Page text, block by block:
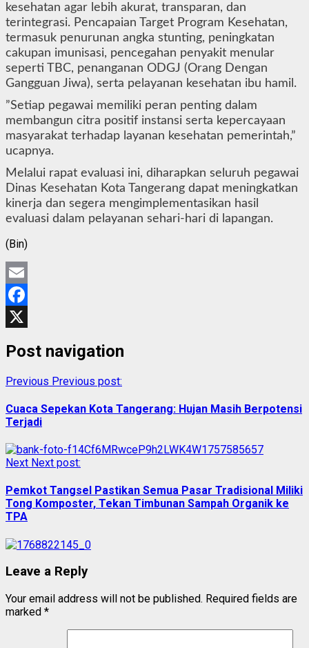
kesehatan agar lebih akurat, transparan, dan
terintegrasi. Pencapaian Target Program Kesehatan,
termasuk penurunan angka stunting, peningkatan
cakupan imunisasi, pencegahan penyakit menular
seperti TBC, penanganan ODGJ (Orang Dengan
Gangguan Jiwa), serta pelayanan kesehatan ibu hamil.
”Setiap pegawai memiliki peran penting dalam
membangun citra positif instansi serta kepercayaan
masyarakat terhadap layanan kesehatan pemerintah,”
ucapnya.
Melalui rapat evaluasi ini, diharapkan seluruh pegawai
Dinas Kesehatan Kota Tangerang dapat meningkatkan
kinerja dan segera mengimplementasikan hasil
evaluasi dalam pelayanan sehari-hari di lapangan.
(Bin)
Email
Facebook
Post navigation
Previous Previous post:
Cuaca Sepekan Kota Tangerang: Hujan Masih Berpotensi
Terjadi
Next Next post:
Pemkot Tangsel Pastikan Semua Pasar Tradisional Miliki
Tong Komposter, Tekan Timbunan Sampah Organik ke
TPA
Leave a Reply
Your email address will not be published. Required fields are
marked *